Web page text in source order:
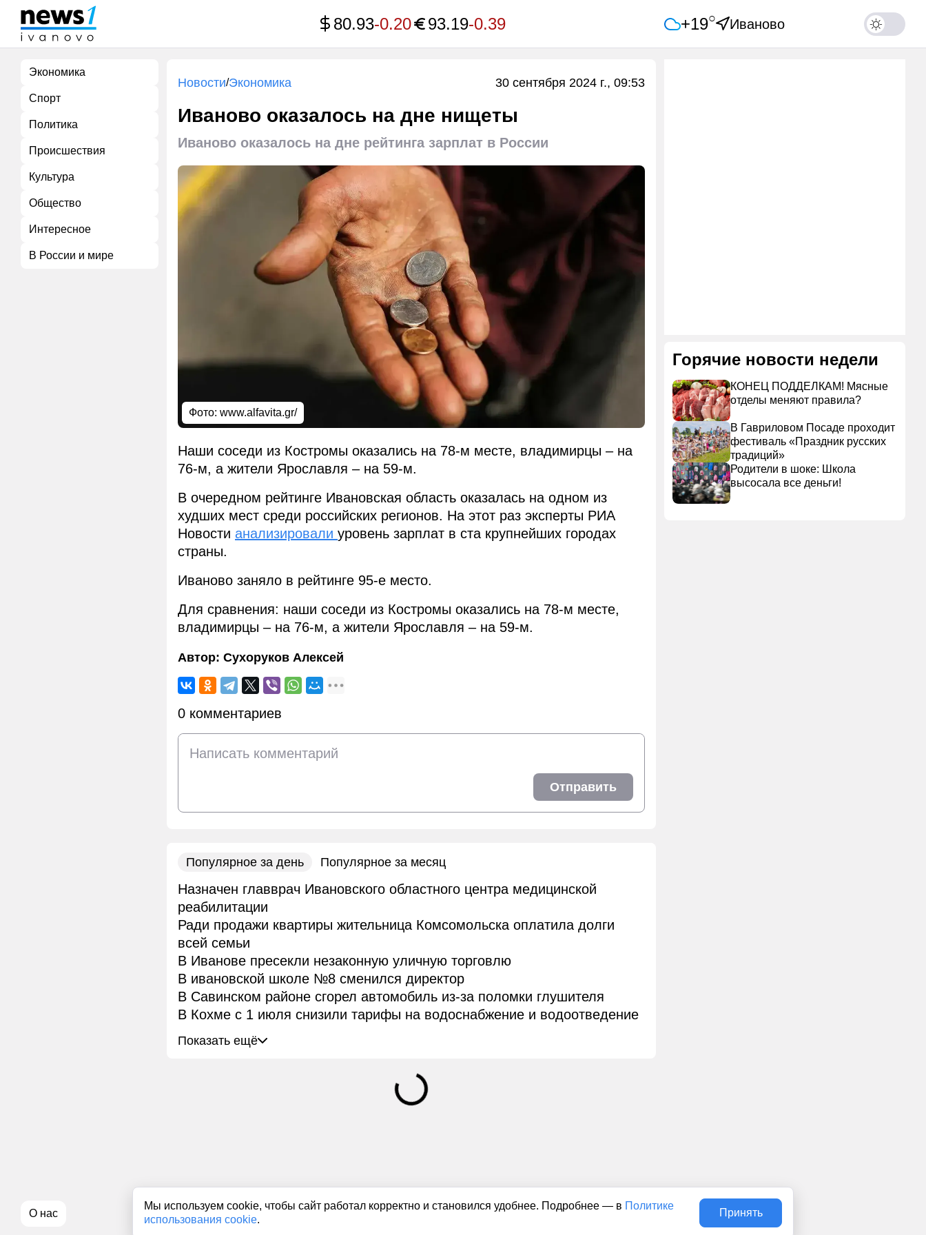
Мы используем cookie, чтобы сайт работал корректно и становился удобнее. Подробнее — в Политике
использования cookie.
Принять
80.93-0.20 93.19-0.39 +19○ Иваново
Экономика
Спорт
Политика
Происшествия
Культура
Общество
Интересное
В России и мире
О нас
Новости/Экономика 30 сентября 2024 г., 09:53
Иваново оказалось на дне нищеты
Иваново оказалось на дне рейтинга зарплат в России
Фото: www.alfavita.gr/
Наши соседи из Костромы оказались на 78-м месте, владимирцы – на
76-м, а жители Ярославля – на 59-м.
В очередном рейтинге Ивановская область оказалась на одном из
худших мест среди российских регионов. На этот раз эксперты РИА
Новости анализировали уровень зарплат в ста крупнейших городах
страны.
Иваново заняло в рейтинге 95-е место.
Для сравнения: наши соседи из Костромы оказались на 78-м месте,
владимирцы – на 76-м, а жители Ярославля – на 59-м.
Автор: Сухоруков Алексей
0 комментариев
Отправить
Популярное за день Популярное за месяц
Назначен главврач Ивановского областного центра медицинской
реабилитации
Ради продажи квартиры жительница Комсомольска оплатила долги
всей семьи
В Иванове пресекли незаконную уличную торговлю
В ивановской школе №8 сменился директор
В Савинском районе сгорел автомобиль из-за поломки глушителя
В Кохме с 1 июля снизили тарифы на водоснабжение и водоотведение
Показать ещё
Горячие новости недели
КОНЕЦ ПОДДЕЛКАМ! Мясные
отделы меняют правила?
В Гавриловом Посаде проходит
фестиваль «Праздник русских
традиций»
Родители в шоке: Школа
высосала все деньги!